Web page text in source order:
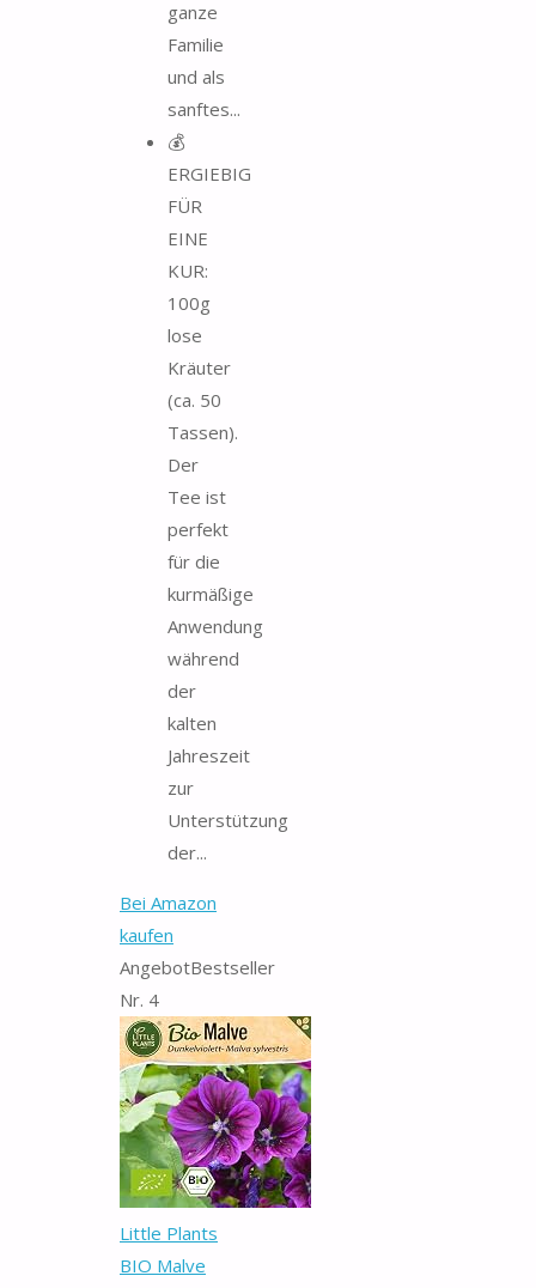
ganze
Familie
und als
sanftes...
💰
ERGIEBIG
FÜR
EINE
KUR:
100g
lose
Kräuter
(ca. 50
Tassen).
Der
Tee ist
perfekt
für die
kurmäßige
Anwendung
während
der
kalten
Jahreszeit
zur
Unterstützung
der...
Bei Amazon
kaufen
AngebotBestseller
Nr. 4
Little Plants
BIO Malve